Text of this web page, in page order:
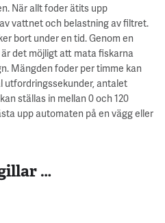
När allt foder ätits upp
vattnet och belastning av filtret.
bort under en tid. Genom en
det möjligt att mata fiskarna
Mängden foder per timme kan
utfordringssekunder, antalet
ställas in mellan 0 och 120
upp automaten på en vägg eller
…